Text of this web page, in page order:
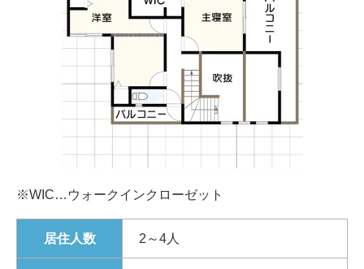
※WIC…ウォークインクローゼット
居住人数 2～4人